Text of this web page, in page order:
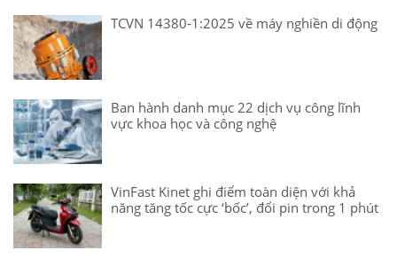
TCVN 14380-1:2025 về máy nghiền di động
Ban hành danh mục 22 dịch vụ công lĩnh
vực khoa học và công nghệ
VinFast Kinet ghi điểm toàn diện với khả
năng tăng tốc cực ‘bốc’, đổi pin trong 1 phút